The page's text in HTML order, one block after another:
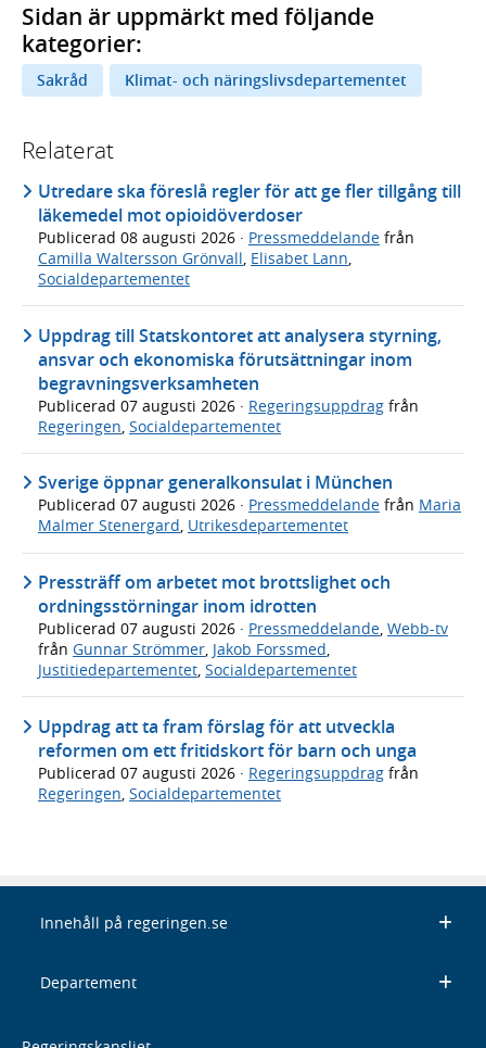
Sidan är uppmärkt med följande
kategorier:
Sakråd Klimat- och näringslivsdepartementet
Relaterat
Utredare ska föreslå regler för att ge fler tillgång till
läkemedel mot opioidöverdoser
Publicerad 08 augusti 2026 · Pressmeddelande från
Camilla Waltersson Grönvall, Elisabet Lann,
Socialdepartementet
Uppdrag till Statskontoret att analysera styrning,
ansvar och ekonomiska förutsättningar inom
begravningsverksamheten
Publicerad 07 augusti 2026 · Regeringsuppdrag från
Regeringen Socialdepartementet
Sverige öppnar generalkonsulat i München
Publicerad 07 augusti 2026 · Pressmeddelande från Maria
Malmer Stenergard, Utrikesdepartementet
Pressträff om arbetet mot brottslighet och
ordningsstörningar inom idrotten
Publicerad 07 augusti 2026 · Pressmeddelande, Webb-tv
från Gunnar Strömmer, Jakob Forssmed,
Justitiedepartementet, Socialdepartementet
Uppdrag att ta fram förslag för att utveckla
reformen om ett fritidskort för barn och unga
Publicerad 07 augusti 2026 · Regeringsuppdrag från
Regeringen Socialdepartementet
Innehåll på regeringen.se
Departement